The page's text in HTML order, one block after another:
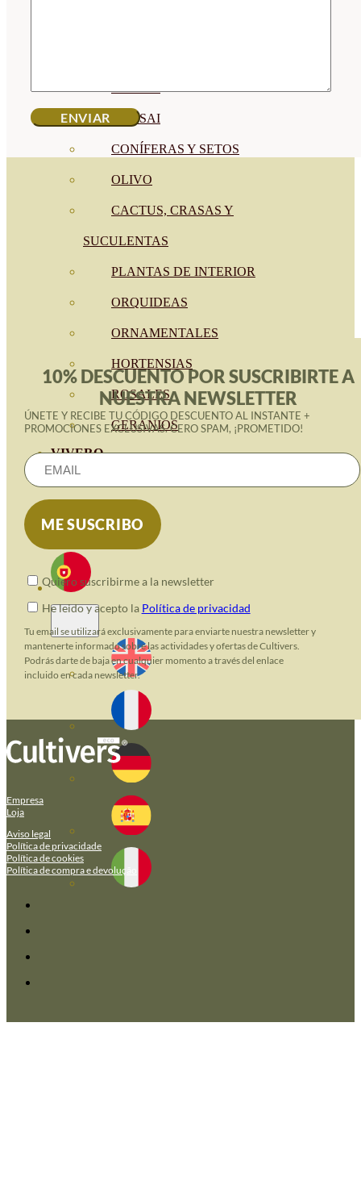
BONSAI
CONÍFERAS Y SETOS
OLIVO
CACTUS, CRASAS Y
SUCULENTAS
PLANTAS DE INTERIOR
ORQUIDEAS
ORNAMENTALES
HORTENSIAS
ROSALES
GERANIOS
VIVERO
RECURSOS
CONTACTO
10% DESCUENTO POR SUSCRIBIRTE A
NUESTRA NEWSLETTER
ÚNETE Y RECIBE TU CÓDIGO DESCUENTO AL INSTANTE +
PROMOCIONES EXCLUSIVAS. CERO SPAM, ¡PROMETIDO!
Quiero suscribirme a la newsletter
He leido y acepto la Política de privacidad
Tu email se utilizará exclusivamente para enviarte nuestra newsletter y
mantenerte informado sobre las actividades y ofertas de Cultivers.
Podrás darte de baja en cualquier momento a través del enlace
incluido en cada newsletter.
Empresa
Loja
Aviso legal
Política de privacidade
Política de cookies
Política de compra e devolução